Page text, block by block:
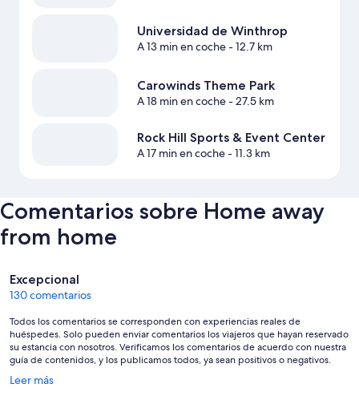
Universidad de Winthrop
A 13 min en coche- 12.7 km
Carowinds Theme Park
A 18 min en coche- 27.5 km
Rock Hill Sports & Event Center
A 17 min en coche- 11.3 km
Comentarios sobre Home away
from home
Comentarios
Excepcional
130 comentarios
Todos los comentarios se corresponden con experiencias reales de
huéspedes. Solo pueden enviar comentarios los viajeros que hayan reservado
su estancia con nosotros. Verificamos los comentarios de acuerdo con nuestra
guía de contenidos, y los publicamos todos, ya sean positivos o negativos.
Leer más
Se